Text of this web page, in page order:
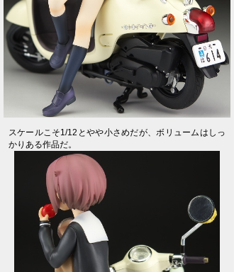
スケールこそ1/12とやや小さめだが、ボリュームはしっ
かりある作品だ。